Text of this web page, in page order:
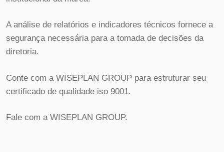
A análise de relatórios e indicadores técnicos fornece a
segurança necessária para a tomada de decisões da
diretoria.
Conte com a WISEPLAN GROUP para estruturar seu
certificado de qualidade iso 9001.
Fale com a WISEPLAN GROUP.